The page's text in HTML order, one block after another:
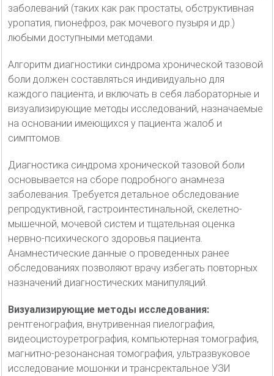
заболеваний (таких как рак простаты, обструктивная
уропатия, пионефроз, рак мочевого пузыря и др.)
любыми доступными методами.
Алгоритм диагностики синдрома хронической тазовой
боли должен составляться индивидуально для
каждого пациента, и включать в себя лабораторные и
визуализирующие методы исследований, назначаемые
на основании имеющихся у пациента жалоб и
симптомов.
Диагностика синдрома хронической тазовой боли
основывается на сборе подробного анамнеза
заболевания. Требуется детальное обследование
репродуктивной, гастроинтестинальной, скелетно-
мышечной, мочевой систем и тщательная оценка
нервно-психического здоровья пациента.
Анамнестические данные о проведенных ранее
обследованиях позволяют врачу избегать повторных
назначений диагностических манипуляций.
Визуализирующие методы исследования:
рентгенография, внутривенная пиелография,
видеоцистоуретрография, компьютерная томография,
магнитно-резонансная томография, ультразвуковое
исследование мошонки и трансректальное УЗИ